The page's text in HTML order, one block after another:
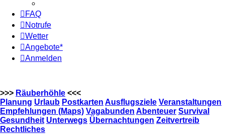
FAQ
Notrufe
Wetter
Angebote*
Anmelden
>>> Räuberhöhle <<<
Planung Urlaub Postkarten Ausflugsziele Veranstaltungen
Empfehlungen (Maps) Vagabunden Abenteuer Survival
Gesundheit Unterwegs Übernachtungen Zeitvertreib
Rechtliches